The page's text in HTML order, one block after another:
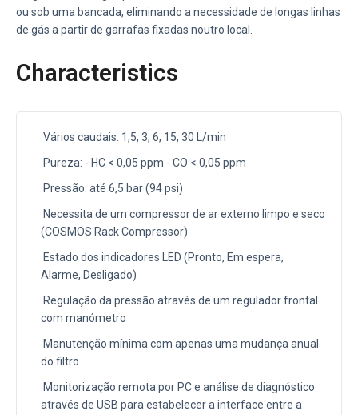
ou sob uma bancada, eliminando a necessidade de longas linhas
de gás a partir de garrafas fixadas noutro local.
Characteristics
Vários caudais: 1,5, 3, 6, 15, 30 L/min
Pureza: - HC < 0,05 ppm - CO < 0,05 ppm
Pressão: até 6,5 bar (94 psi)
Necessita de um compressor de ar externo limpo e seco
(COSMOS Rack Compressor)
Estado dos indicadores LED (Pronto, Em espera,
Alarme, Desligado)
Regulação da pressão através de um regulador frontal
com manómetro
Manutenção mínima com apenas uma mudança anual
do filtro
Monitorização remota por PC e análise de diagnóstico
através de USB para estabelecer a interface entre a